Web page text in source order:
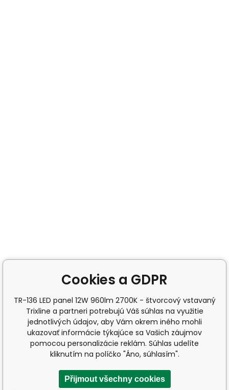
Cookies a GDPR
TR-136 LED panel 12W 960lm 2700K - štvorcový vstavaný
Trixline a partneri potrebujú Váš súhlas na využitie
jednotlivých údajov, aby Vám okrem iného mohli
ukazovať informácie týkajúce sa Vašich záujmov
pomocou personalizácie reklám. Súhlas udelíte
kliknutím na políčko "Áno, súhlasím".
Přijmout všechny cookies